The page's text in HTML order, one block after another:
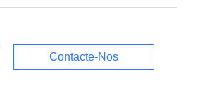
Contacte-Nos